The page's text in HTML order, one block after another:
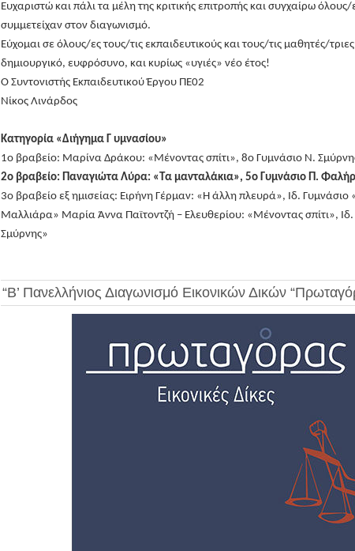
Ευχαριστώ και πάλι τα μέλη της κριτικής επιτροπής και συγχαίρω
συμμετείχαν στον διαγωνισμό.
Εύχομαι σε όλους/ες τους/τις εκπαιδευτικούς και τους/τις μαθητές/
δημιουργικό, ευφρόσυνο, και κυρίως «υγιές» νέο έτος!
Ο Συντονιστής Εκπαιδευτικού Έργου ΠΕ02
Νίκος Λινάρδος
Κατηγορία «Διήγημα Γ υμνασίου»
1ο βραβείο: Μαρίνα Δράκου: «Μένοντας σπίτι», 8ο Γυμνάσιο Ν.
2ο βραβείο: Παναγιώτα Λύρα: «Τα μανταλάκια», 5ο Γυμνάσιο Π.
3ο βραβείο εξ ημισείας: Ειρήνη Γέρμαν: «Η άλλη πλευρά», Ιδ. Γυμνάσιο
Μαλλιάρα» Μαρία Άννα Παϊτοντζή – Ελευθερίου: «Μένοντας σπίτι»,
Σμύρνης»
“Β’ Πανελλήνιος Διαγωνισμό Εικονικών Δικών